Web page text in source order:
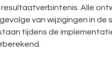
resultaatverbintenis. Alle
van wijzigingen in
tijdens de